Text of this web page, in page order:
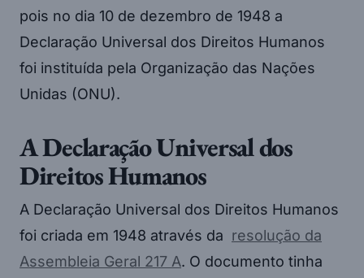
pois no dia 10 de dezembro de 1948 a
Declaração Universal dos Direitos Humanos
foi instituída pela Organização das Nações
Unidas (ONU).
A Declaração Universal dos
Direitos Humanos
A Declaração Universal dos Direitos Humanos
foi criada em 1948 através da resolução da
Assembleia Geral 217 A. O documento tinha